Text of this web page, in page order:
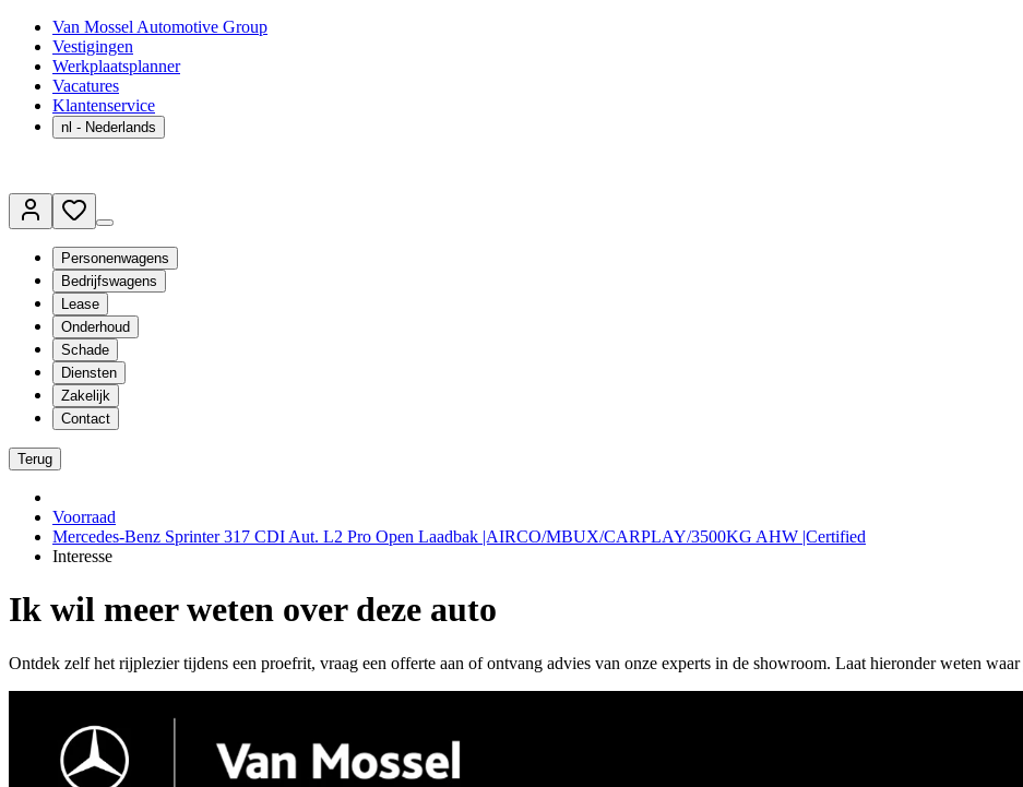
Van Mossel Automotive Group
Vestigingen
Werkplaatsplanner
Vacatures
Klantenservice
nl - Nederlands
Personenwagens
Bedrijfswagens
Lease
Onderhoud
Schade
Diensten
Zakelijk
Contact
Terug
Voorraad
Mercedes-Benz Sprinter 317 CDI Aut. L2 Pro Open Laadbak |AIRCO/MBUX/CARPLAY/3500KG AHW |Certified
Interesse
Ik wil meer weten over deze auto
Ontdek zelf het rijplezier tijdens een proefrit, vraag een offerte aan of ontvang advies van onze experts in de showroom. Laat hieronder weten